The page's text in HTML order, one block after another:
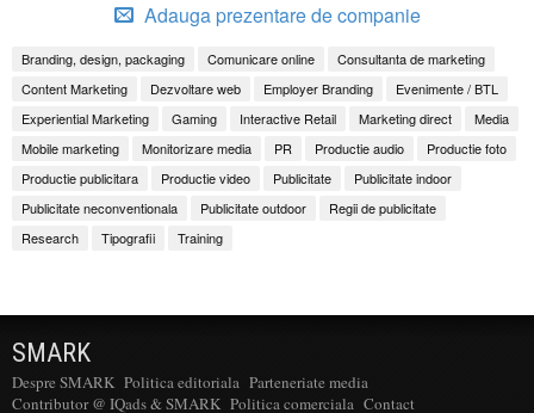
Adauga prezentare de companie
Branding, design, packaging Comunicare online
Consultanta de marketing
Content Marketing
Dezvoltare web Employer Branding
Evenimente / BTL
Experiential Marketing
Gaming Interactive Retail Marketing direct
Media
Mobile marketing
Monitorizare media PR Productie audio
Productie foto
Productie publicitara
Productie video Publicitate
Publicitate indoor
Publicitate neconventionala
Publicitate outdoor
Regii de publicitate
Research
Tipografii Training
SMARK
Despre SMARK Politica editoriala Parteneriate media
Contributor @ IQads & SMARK Politica comerciala Contact